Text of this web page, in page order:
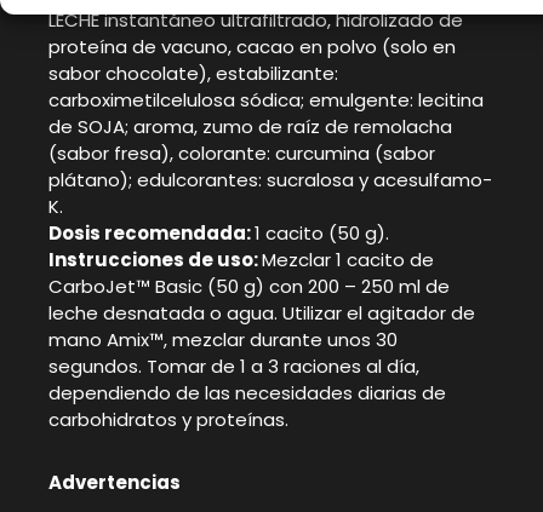
LECHE instantáneo ultrafiltrado, hidrolizado de
proteína de vacuno, cacao en polvo (solo en
sabor chocolate), estabilizante:
carboximetilcelulosa sódica; emulgente: lecitina
de SOJA; aroma, zumo de raíz de remolacha
(sabor fresa), colorante: curcumina (sabor
plátano); edulcorantes: sucralosa y acesulfamo-
K.
Dosis recomendada:1 cacito (50 g).
Instrucciones de uso:Mezclar 1 cacito de
CarboJet™ Basic (50 g) con 200 – 250 ml de
leche desnatada o agua. Utilizar el agitador de
mano Amix™, mezclar durante unos 30
segundos. Tomar de 1 a 3 raciones al día,
dependiendo de las necesidades diarias de
carbohidratos y proteínas.
Advertencias